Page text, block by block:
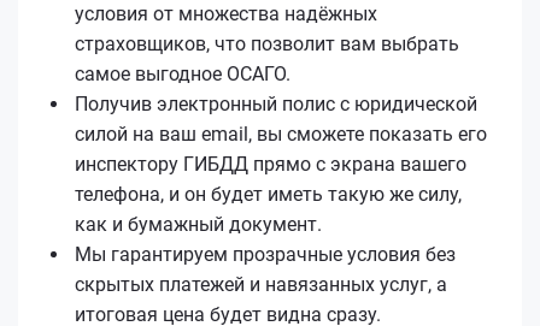
условия от множества надёжных
страховщиков, что позволит вам выбрать
самое выгодное ОСАГО.
Получив электронный полис с юридической
силой на ваш email, вы сможете показать его
инспектору ГИБДД прямо с экрана вашего
телефона, и он будет иметь такую же силу,
как и бумажный документ.
Мы гарантируем прозрачные условия без
скрытых платежей и навязанных услуг, а
итоговая цена будет видна сразу.